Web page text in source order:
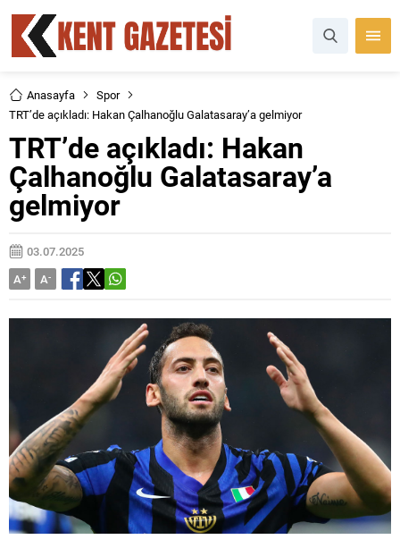
Anasayfa
Spor
TRT’de açıkladı: Hakan Çalhanoğlu Galatasaray’a gelmiyor
TRT’de açıkladı: Hakan
Çalhanoğlu Galatasaray’a
gelmiyor
03.07.2025
A+ A-